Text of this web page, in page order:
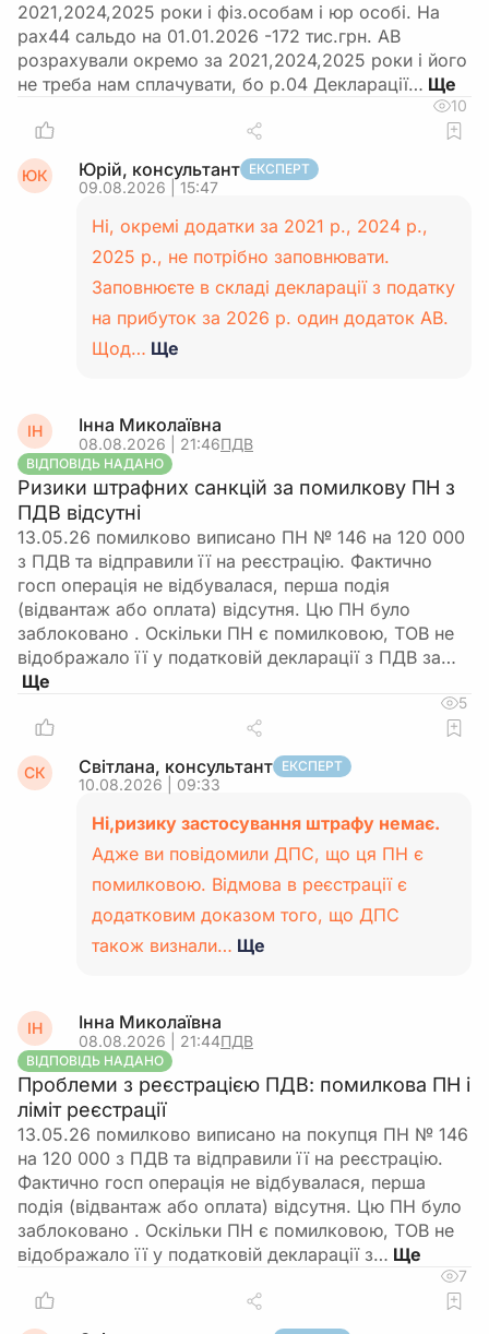
2021,2024,2025 роки і фіз.особам і юр особі. На
рах44 сальдо на 01.01.2026 -172 тис.грн. АВ
розрахували окремо за 2021,2024,2025 роки і його
не треба нам сплачувати, бо р.04 Декларації…
10
ЮК Юрій, консультант ЕКСПЕРТ
09.08.2026 | 15:47
Ні, окремі додатки за 2021 р., 2024 р.,
2025 р., не потрібно заповнювати.
Заповнюєте в складі декларації з податку
на прибуток за 2026 р. один додаток АВ.
Щод… Ще
ІН Інна Миколаївна
08.08.2026 | 21:46ПДВ
ВІДПОВІДЬ НАДАНО
Ризики штрафних санкцій за помилкову ПН з
ПДВ відсутні
13.05.26 помилково виписано ПН № 146 на 120 000
з ПДВ та відправили її на реєстрацію. Фактично
госп операція не відбувалася, перша подія
(відвантаж або оплата) відсутня. Цю ПН було
заблоковано . Оскільки ПН є помилковою, ТОВ не
відображало її у податковій декларації з ПДВ за…
5
СК Світлана, консультант ЕКСПЕРТ
10.08.2026 | 09:33
Ні,ризику застосування штрафу немає.
Адже ви повідомили ДПС, що ця ПН є
помилковою. Відмова в реєстрації є
додатковим доказом того, що ДПС
також визнали… Ще
ІН Інна Миколаївна
08.08.2026 | 21:44ПДВ
ВІДПОВІДЬ НАДАНО
Проблеми з реєстрацією ПДВ: помилкова ПН і
ліміт реєстрації
13.05.26 помилково виписано на покупця ПН № 146
на 120 000 з ПДВ та відправили її на реєстрацію.
Фактично госп операція не відбувалася, перша
подія (відвантаж або оплата) відсутня. Цю ПН було
заблоковано . Оскільки ПН є помилковою, ТОВ не
відображало її у податковій декларації з…
7